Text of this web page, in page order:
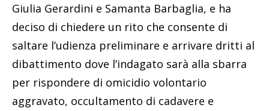
Giulia Gerardini e Samanta Barbaglia, e ha
deciso di chiedere un rito che consente di
saltare l’udienza preliminare e arrivare dritti al
dibattimento dove l’indagato sarà alla sbarra
per rispondere di omicidio volontario
aggravato, occultamento di cadavere e